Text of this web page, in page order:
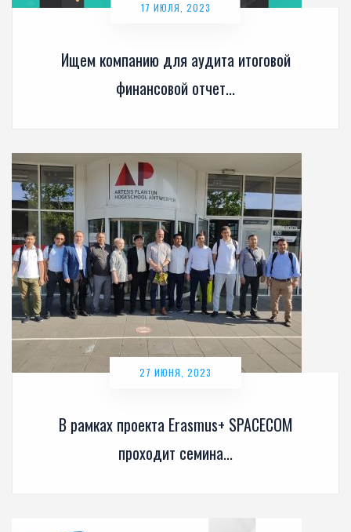
Ищем компанию для аудита итоговой
финансовой отчет...
17 ИЮЛЯ, 2023
В рамках проекта Erasmus+ SPACECOM
проходит семина...
27 ИЮНЯ, 2023